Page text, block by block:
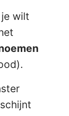
wilt